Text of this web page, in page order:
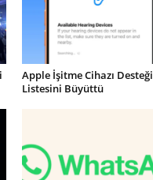
Apple İşitme Cihazı Desteği
Listesini Büyüttü